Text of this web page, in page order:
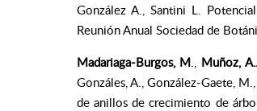
González A., Santini L.
Reunión Anual Sociedad de
Madariaga-Burgos, M
Muñoz,
Gonzáles, A., González-Gaete,
de anillos de crecimiento de